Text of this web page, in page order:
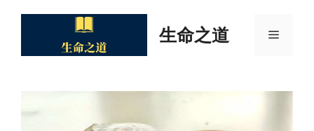
生命之道 Menu